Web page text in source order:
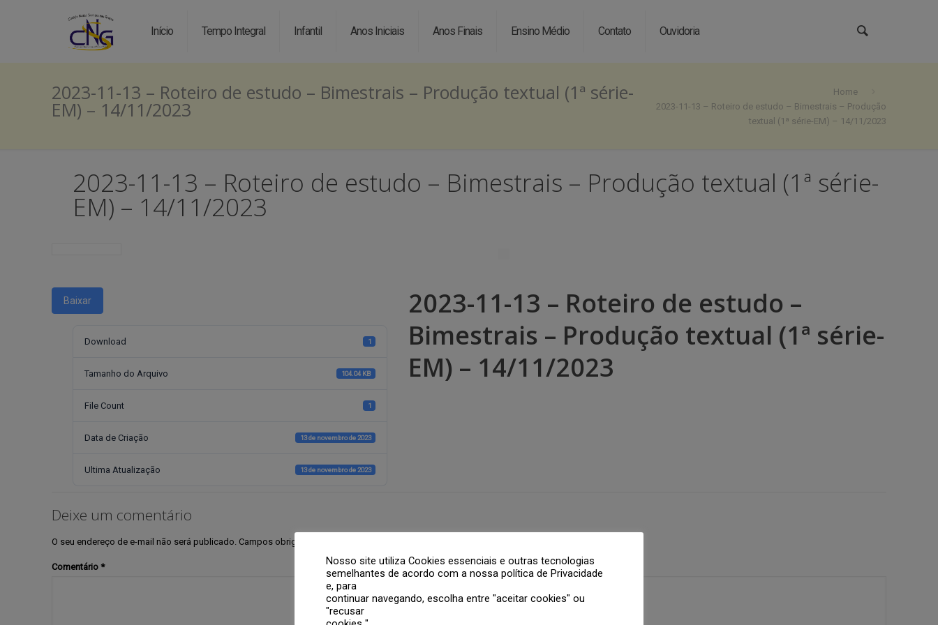
Início Tempo Integral Infantil Anos Iniciais Anos Finais Ensino Médio Contato Ouvidoria
2023-11-13 – Roteiro de estudo – Bimestrais – Produção textual (1ª série-
EM) – 14/11/2023
Home
2023-11-13 – Roteiro de estudo – Bimestrais – Produção
textual (1ª série-EM) – 14/11/2023
2023-11-13 – Roteiro de estudo – Bimestrais – Produção textual (1ª série-
EM) – 14/11/2023
Baixar
Download 1
Tamanho do Arquivo 104.04 KB
File Count 1
Data de Criação 13 de novembro de 2023
Ultima Atualização 13 de novembro de 2023
2023-11-13 – Roteiro de estudo –
Bimestrais – Produção textual (1ª série-
EM) – 14/11/2023
Deixe um comentário
O seu endereço de e-mail não será publicado. Campos obrigatórios são marcados com
Comentário *
Nosso site utiliza Cookies essenciais e outras tecnologias
semelhantes de acordo com a nossa política de Privacidade
e, para
continuar navegando, escolha entre "aceitar cookies" ou
"recusar